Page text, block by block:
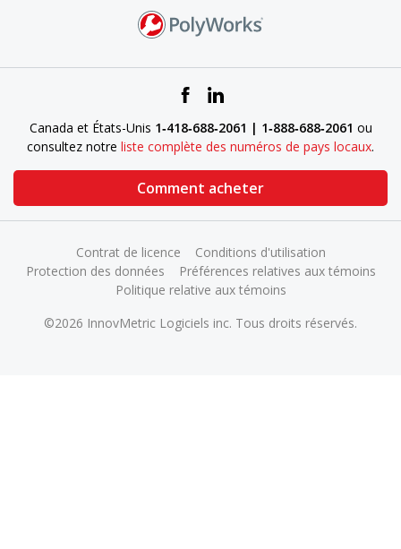
Canada et États-Unis 1‑418‑688‑2061 | 1‑888‑688‑2061 ou
consultez notre liste complète des numéros de pays locaux.
Comment acheter
©2026 InnovMetric Logiciels inc. Tous droits réservés.
Contrat de licence
Conditions d'utilisation
Protection des données
Préférences relatives aux témoins
Politique relative aux témoins